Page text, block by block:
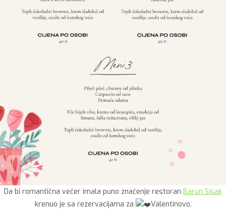
Da bi romantična večer imala puno značenje restoran Barun Sisak
krenuo je sa rezervacijama za
Valentinovo.